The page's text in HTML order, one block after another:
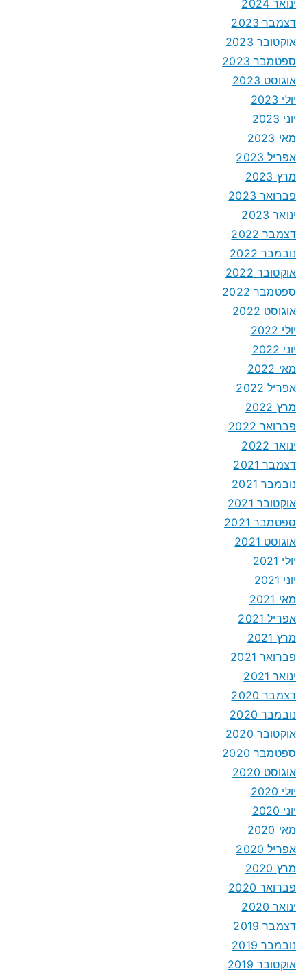
ינואר 2024
דצמבר 2023
אוקטובר 2023
ספטמבר 2023
אוגוסט 2023
יולי 2023
יוני 2023
מאי 2023
אפריל 2023
מרץ 2023
פברואר 2023
ינואר 2023
דצמבר 2022
נובמבר 2022
אוקטובר 2022
ספטמבר 2022
אוגוסט 2022
יולי 2022
יוני 2022
מאי 2022
אפריל 2022
מרץ 2022
פברואר 2022
ינואר 2022
דצמבר 2021
נובמבר 2021
אוקטובר 2021
ספטמבר 2021
אוגוסט 2021
יולי 2021
יוני 2021
מאי 2021
אפריל 2021
מרץ 2021
פברואר 2021
ינואר 2021
דצמבר 2020
נובמבר 2020
אוקטובר 2020
ספטמבר 2020
אוגוסט 2020
יולי 2020
יוני 2020
מאי 2020
אפריל 2020
מרץ 2020
פברואר 2020
ינואר 2020
דצמבר 2019
נובמבר 2019
אוקטובר 2019